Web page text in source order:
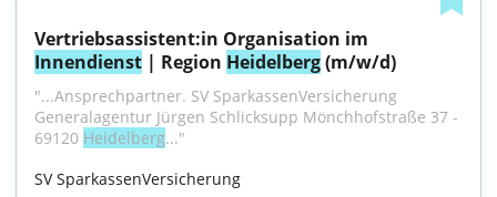
Innendienst | Region Heidelberg (m/w/d)
"...Ansprechpartner. SV SparkassenVersicherung
Generalagentur Jürgen Schlicksupp Mönchhofstraße 37 -
69120 Heidelberg..."
SV SparkassenVersicherung